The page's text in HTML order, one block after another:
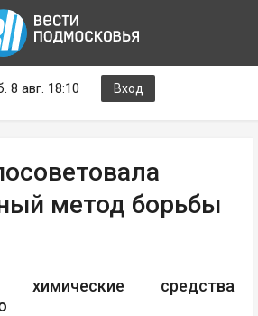
8 авг. 18:10 Вход
метод борьбы
химические средства